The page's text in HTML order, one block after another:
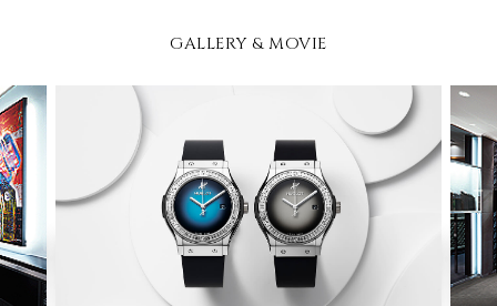
GALLERY & MOVIE